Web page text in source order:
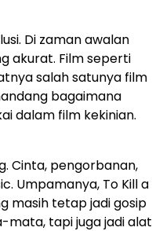
Di zaman awalan
akurat. Film seperti
salah satunya film
bagaimana
dalam film kekinian.
Cinta, pengorbanan,
Umpamanya, To Kill a
masih tetap jadi gosip
mata, tapi juga jadi alat